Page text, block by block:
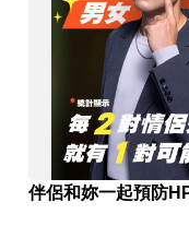
伴侶和妳一起預防